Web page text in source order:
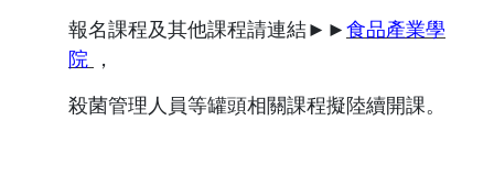
報名課程及其他課程請連結►► 食品產業學
院
，
殺菌管理人員等罐頭相關課程擬陸續開課。